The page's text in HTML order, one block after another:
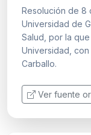
Resolución de 8
Universidad de
Salud, por la
Universidad,
Carballo.
Ver fuente